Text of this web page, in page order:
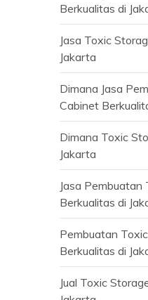
Berkualitas di
Jasa Toxic
Jakarta
Dimana Jasa
Cabinet
Dimana Toxic
Jakarta
Jasa
Berkualitas di
Pembuatan
Berkualitas di
Jual Toxic